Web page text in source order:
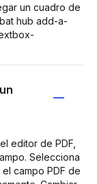
un cuadro de
hub add-a-
editor de PDF,
Selecciona
campo PDF de